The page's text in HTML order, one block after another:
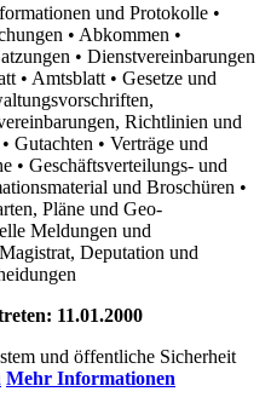
und Protokolle •
• Abkommen •
• Dienstvereinbarungen
• Amtsblatt • Gesetze und
Richtlinien und
• Gutachten • Verträge und
• Geschäftsverteilungs- und
und Broschüren •
Pläne und Geo-
Meldungen und
Deputation und
11.01.2000
Mehr Informationen